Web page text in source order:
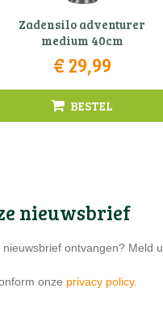
Zadensilo adventurer
medium 40cm
€ 29,99
BESTEL
nieuwsbrief
ontvangen? Meld u
onze privacy policy.